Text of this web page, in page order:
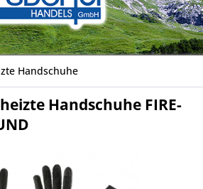
Handschuhe
Handschuhe FIRE-